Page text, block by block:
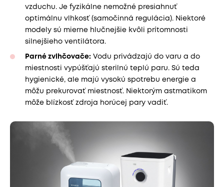
vzduchu. Je fyzikálne nemožné presiahnuť
optimálnu vlhkosť (samočinná regulácia). Niektoré
modely sú mierne hlučnejšie kvôli prítomnosti
silnejšieho ventilátora.
Parné zvlhčovače: Vodu privádzajú do varu a do
miestnosti vypúšťajú sterilnú teplú paru. Sú teda
hygienické, ale majú vysokú spotrebu energie a
môžu prekurovať miestnosť. Niektorým astmatikom
môže blízkosť zdroja horúcej pary vadiť.